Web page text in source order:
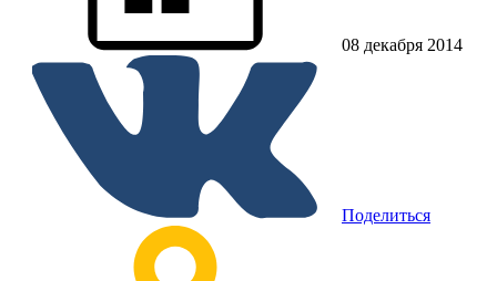
08 декабря 2014
Поделиться